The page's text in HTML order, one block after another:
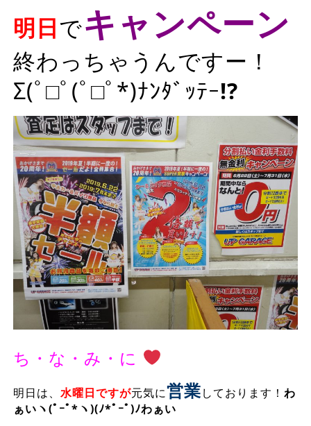
明日でキャンペーン
終わっちゃうんですー！
Σ(ﾟ□ﾟ(ﾟ□ﾟ*)ﾅﾝﾀﾞｯﾃｰ!?
ち・な・み・に
明日は、 水曜日ですが元気に営業しております！ わ
ぁいヽ(ﾟｰﾟ*ヽ)(ﾉ*ﾟｰﾟ)ﾉわぁい